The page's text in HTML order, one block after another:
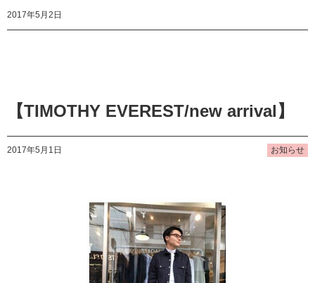
2017年5月2日
【TIMOTHY EVEREST/new arrival】
2017年5月1日 お知らせ